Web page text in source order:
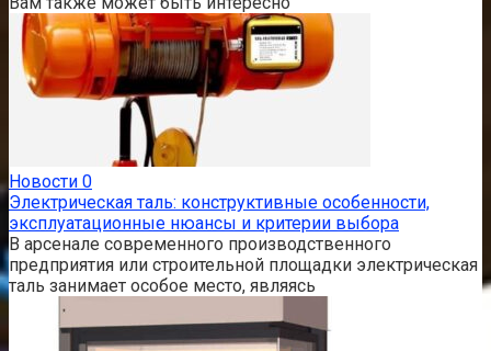
Новости 0
Электрическая таль: конструктивные особенности,
эксплуатационные нюансы и критерии выбора
В арсенале современного производственного
предприятия или строительной площадки электрическая
таль занимает особое место, являясь